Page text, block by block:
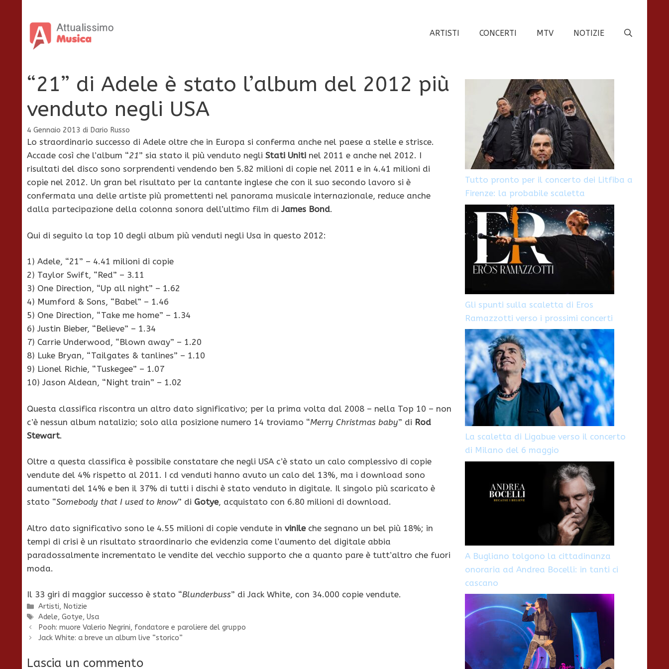
contenuto
ARTISTI CONCERTI MTV NOTIZIE
“21” di Adele è stato l’album del 2012 più
venduto negli USA
4 Gennaio 2013 di Dario Russo
Lo straordinario successo di Adele oltre che in Europa si conferma anche nel paese a stelle e strisce.
Accade così che l’album “21” sia stato il più venduto negli Stati Uniti nel 2011 e anche nel 2012. I
risultati del disco sono sorprendenti vendendo ben 5.82 milioni di copie nel 2011 e in 4.41 milioni di
copie nel 2012. Un gran bel risultato per la cantante inglese che con il suo secondo lavoro si è
confermata una delle artiste più promettenti nel panorama musicale internazionale, reduce anche
dalla partecipazione della colonna sonora dell’ultimo film diJames Bond.
Qui di seguito la top 10 degli album più venduti negli Usa in questo 2012:
1) Adele, “21” – 4.41 milioni di copie
2) Taylor Swift, “Red” – 3.11
3) One Direction, “Up all night” – 1.62
4) Mumford & Sons, “Babel” – 1.46
5) One Direction, “Take me home” – 1.34
6) Justin Bieber, “Believe” – 1.34
7) Carrie Underwood, “Blown away” – 1.20
8) Luke Bryan, “Tailgates & tanlines” – 1.10
9) Lionel Richie, “Tuskegee” – 1.07
10) Jason Aldean, “Night train” – 1.02
Questa classifica riscontra un altro dato significativo; per la prima volta dal 2008 – nella Top 10 – non
c’è nessun album natalizio; solo alla posizione numero 14 troviamo “Merry Christmas baby” di Rod
Stewart.
Oltre a questa classifica è possibile constatare che negli USA c’è stato un calo complessivo di copie
vendute del 4% rispetto al 2011. I cd venduti hanno avuto un calo del 13%, ma i download sono
aumentati del 14% e ben il 37% di tutti i dischi è stato venduto in digitale. Il singolo più scaricato è
stato “Somebody that I used to know” di Gotye, acquistato con 6.80 milioni di download.
Altro dato significativo sono le 4.55 milioni di copie vendute in vinileche segnano un bel più 18%; in
tempi di crisi è un risultato straordinario che evidenzia come l’aumento del digitale abbia
paradossalmente incrementato le vendite del vecchio supporto che a quanto pare è tutt’altro che fuori
moda.
Il 33 giri di maggior successo è stato “Blunderbuss” di Jack White, con 34.000 copie vendute.
Categorie
Artisti, Notizie
Tag
Adele,Gotye,Usa
Pooh: muore Valerio Negrini, fondatore e paroliere del gruppo
Jack White: a breve un album live “storico”
Lascia un commento
Tutto pronto per il concerto dei Litfiba a
Firenze: la probabile scaletta
Gli spunti sulla scaletta di Eros
Ramazzotti verso i prossimi concerti
La scaletta di Ligabue verso il concerto
di Milano del 6 maggio
A Bugliano tolgono la cittadinanza
onoraria ad Andrea Bocelli: in tanti ci
cascano